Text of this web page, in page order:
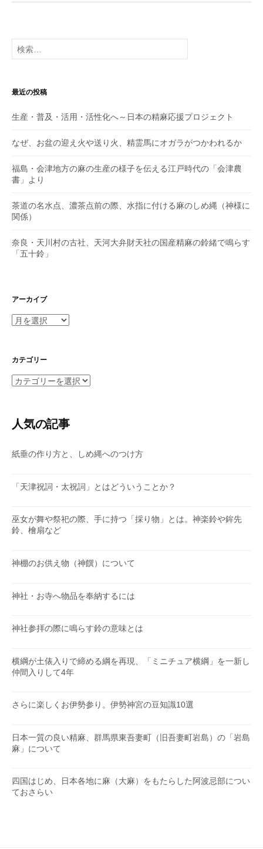
ョ
検
索:
最近の投稿
生産・普及・活用・活性化へ～日本の精麻応援プロジェクト
なぜ、お盆の迎え火や送り火、精霊馬にオガラがつかわれるか
福島・会津地方の麻の生産の様子を伝える江戸時代の「会津農
書」より
茶道の名水点、濃茶点前の際、水指に付ける麻のしめ縄（神様に
関係）
奈良・天川村の古社、天河大弁財天社の国産精麻の鈴緒で鳴らす
「五十鈴」
アーカイブ
ア
イ
カテゴリー
カ
リ
ー
人気の記事
紙垂の作り方と、しめ縄へのつけ方
「天津祝詞・太祝詞」とはどういうことか？
巫女が舞や祭祀の際、手に持つ「採り物」とは。神楽鈴や鉾先
鈴、檜扇など
神棚のお供え物（神饌）について
神社・お寺へ物品を奉納するには
神社参拝の際に鳴らす鈴の意味とは
横綱が土俵入りで締める綱を再現、「ミニチュア横綱」を一新し
仲間入りして4年
さらに楽しくお伊勢参り。伊勢神宮の豆知識10選
日本一質の良い精麻、群馬県東吾妻町（旧吾妻町岩島）の「岩島
麻」について
四国はじめ、日本各地に麻（大麻）をもたらした阿波忌部につい
ておさらい